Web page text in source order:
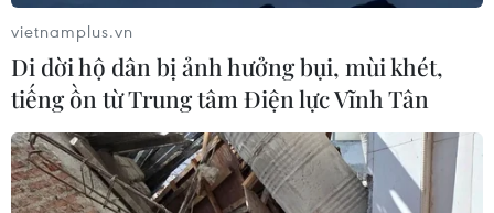
vietnamplus.vn
Di dời hộ dân bị ảnh hưởng bụi, mùi khét,
tiếng ồn từ Trung tâm Điện lực Vĩnh Tân